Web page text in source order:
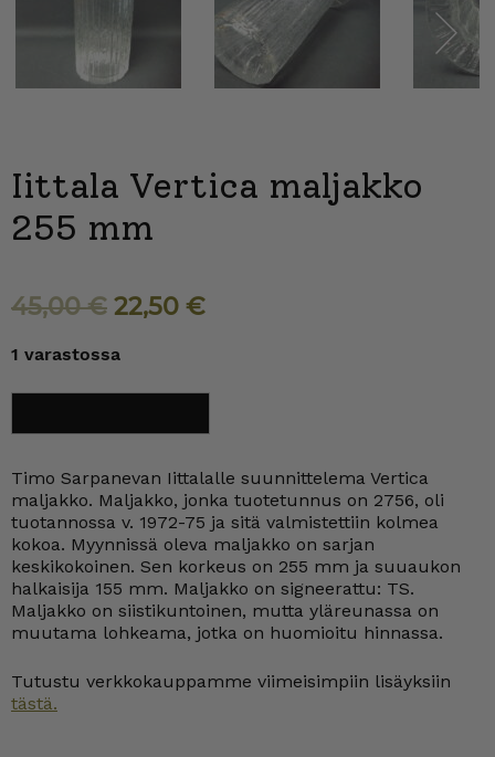
Next
Iittala Vertica maljakko
255 mm
45,00€ Alkuperäinen
oli:
45,00 €.
22,50 €Nykyinen
22,50 €.
1 varastossa
maljakko
määrä
Timo Sarpanevan Iittalalle suunnittelema Vertica
maljakko. Maljakko, jonka tuotetunnus on 2756, oli
tuotannossa v. 1972-75 ja sitä valmistettiin kolmea
kokoa. Myynnissä oleva maljakko on sarjan
keskikokoinen. Sen korkeus on 255 mm ja suuaukon
halkaisija 155 mm. Maljakko on signeerattu: TS.
Maljakko on siistikuntoinen, mutta yläreunassa on
muutama lohkeama, jotka on huomioitu hinnassa.
Tutustu verkkokauppamme viimeisimpiin lisäyksiin
tästä.